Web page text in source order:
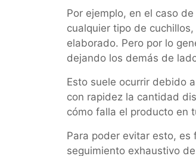
Por ejemplo, en el caso
cualquier tipo de
elaborado. Pero por lo
dejando los demás de
Esto suele ocurrir debido
con rapidez la cantidad
cómo falla el producto en
Para poder evitar esto, es
seguimiento exhaustivo